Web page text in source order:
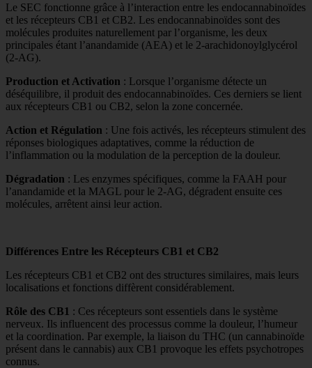
Le SEC fonctionne grâce à l’interaction entre les endocannabinoïdes
et les récepteurs CB1 et CB2. Les endocannabinoïdes sont des
molécules produites naturellement par l’organisme, les deux
principales étant l’anandamide (AEA) et le 2-arachidonoylglycérol
(2-AG).
Production et Activation : Lorsque l’organisme détecte un
déséquilibre, il produit des endocannabinoïdes. Ces derniers se lient
aux récepteurs CB1 ou CB2, selon la zone concernée.
Action et Régulation : Une fois activés, les récepteurs stimulent des
réponses biologiques adaptatives, comme la réduction de
l’inflammation ou la modulation de la perception de la douleur.
Dégradation : Les enzymes spécifiques, comme la FAAH pour
l’anandamide et la MAGL pour le 2-AG, dégradent ensuite ces
molécules, arrêtent ainsi leur action.
Différences Entre les Récepteurs CB1 et CB2
Les récepteurs CB1 et CB2 ont des structures similaires, mais leurs
localisations et fonctions diffèrent considérablement.
Rôle des CB1 : Ces récepteurs sont essentiels dans le système
nerveux. Ils influencent des processus comme la douleur, l’humeur
et la coordination. Par exemple, la liaison du THC (un cannabinoïde
présent dans le cannabis) aux CB1 provoque les effets psychotropes
connus.